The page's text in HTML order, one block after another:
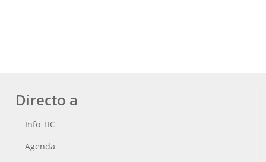
Directo a
Info TIC
Agenda